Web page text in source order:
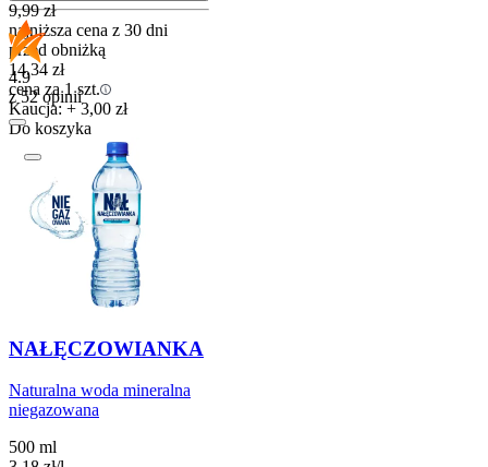
9,99 zł
najniższa cena z 30 dni
przed obniżką
14,34 zł
cena za 1 szt.
Kaucja: + 3,00 zł
Do koszyka
4.9
z 52 opinii
NAŁĘCZOWIANKA
Naturalna woda mineralna
niegazowana
500 ml